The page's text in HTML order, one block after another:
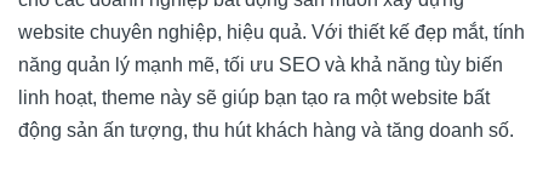
website chuyên nghiệp, hiệu quả. Với thiết kế đẹp mắt, tính
năng quản lý mạnh mẽ, tối ưu SEO và khả năng tùy biến
linh hoạt, theme này sẽ giúp bạn tạo ra một website bất
động sản ấn tượng, thu hút khách hàng và tăng doanh số.